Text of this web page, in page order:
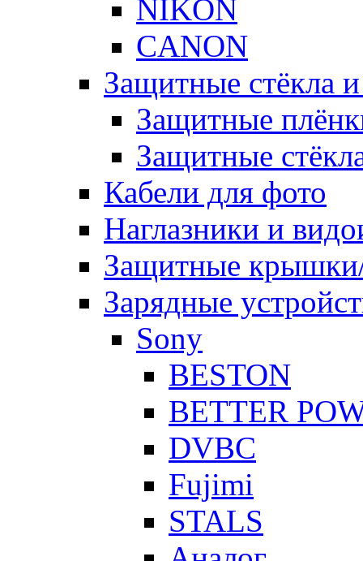
NIKON
CANON
Защитные стёкла
Защитные
Защитные
Кабели для фото
Наглазники и
Защитные
Зарядные
Sony
BESTON
BETTER
DVBC
Fujimi
STALS